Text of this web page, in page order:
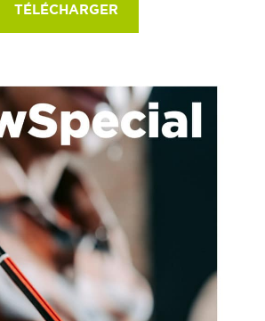
TÉLÉCHARGER